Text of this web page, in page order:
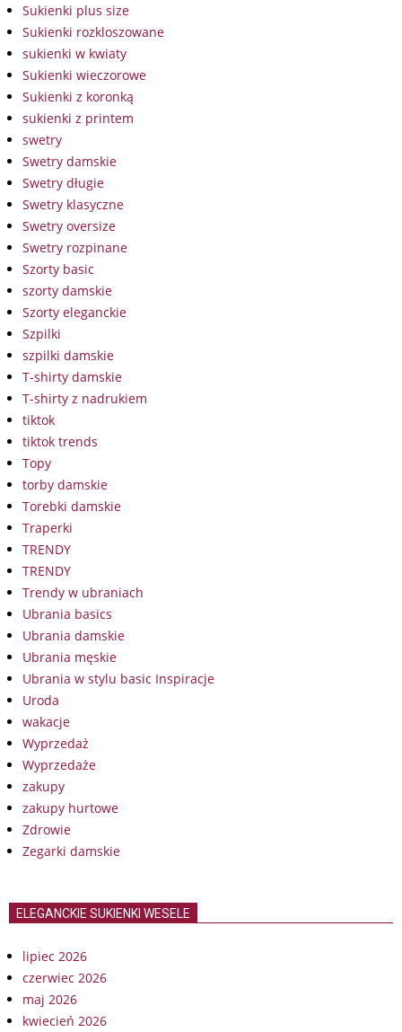
Sukienki plus size
Sukienki rozkloszowane
sukienki w kwiaty
Sukienki wieczorowe
Sukienki z koronką
sukienki z printem
swetry
Swetry damskie
Swetry długie
Swetry klasyczne
Swetry oversize
Swetry rozpinane
Szorty basic
szorty damskie
Szorty eleganckie
Szpilki
szpilki damskie
T-shirty damskie
T-shirty z nadrukiem
tiktok
tiktok trends
Topy
torby damskie
Torebki damskie
Traperki
TRENDY
TRENDY
Trendy w ubraniach
Ubrania basics
Ubrania damskie
Ubrania męskie
Ubrania w stylu basic Inspiracje
Uroda
wakacje
Wyprzedaż
Wyprzedaże
zakupy
zakupy hurtowe
Zdrowie
Zegarki damskie
ELEGANCKIE SUKIENKI WESELE
lipiec 2026
czerwiec 2026
maj 2026
kwiecień 2026